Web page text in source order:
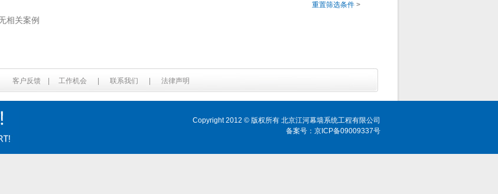
重置筛选条件>
相关案例
客户反馈 工作机会 联系我们 法律声明
Copyright 2012 © 版权所有 北京江河幕墙系统工程有限公司
备案号：京ICP备09009337号